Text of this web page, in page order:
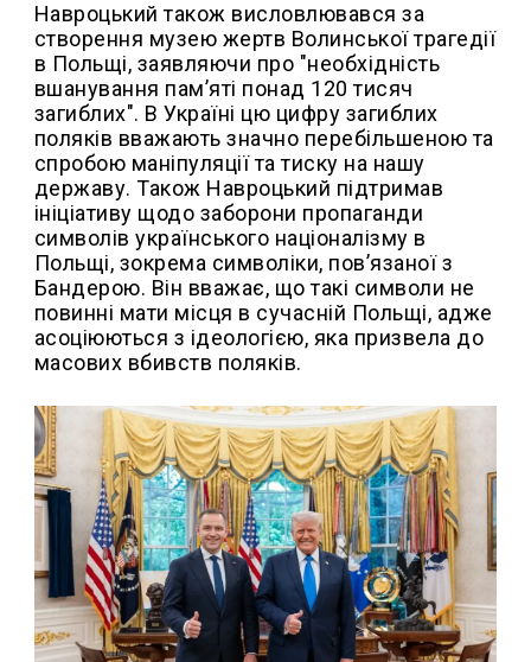
Навроцький також висловлювався за
створення музею жертв Волинської трагедії
в Польщі, заявляючи про "необхідність
вшанування пам’яті понад 120 тисяч
загиблих". В Україні цю цифру загиблих
поляків вважають значно перебільшеною та
спробою маніпуляції та тиску на нашу
державу. Також Навроцький підтримав
ініціативу щодо заборони пропаганди
символів українського націоналізму в
Польщі, зокрема символіки, пов’язаної з
Бандерою. Він вважає, що такі символи не
повинні мати місця в сучасній Польщі, адже
асоціюються з ідеологією, яка призвела до
масових вбивств поляків.